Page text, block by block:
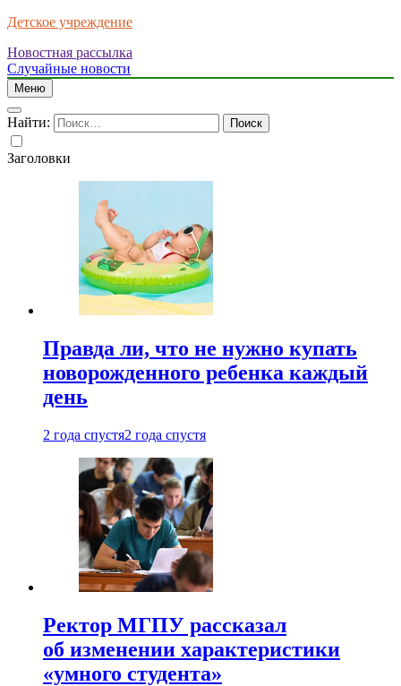
Детское учреждение
Новостная рассылка
Случайные новости
Меню
Найти:
Заголовки
Правда ли, что не нужно купать
новорожденного ребенка каждый
день
2 года спустя2 года спустя
Ректор МГПУ рассказал
об изменении характеристики
«умного студента»